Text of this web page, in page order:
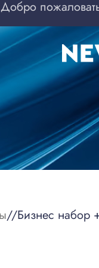
Добро
/ Бизнес набор